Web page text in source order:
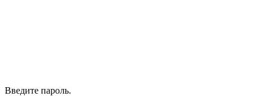
Введите пароль.